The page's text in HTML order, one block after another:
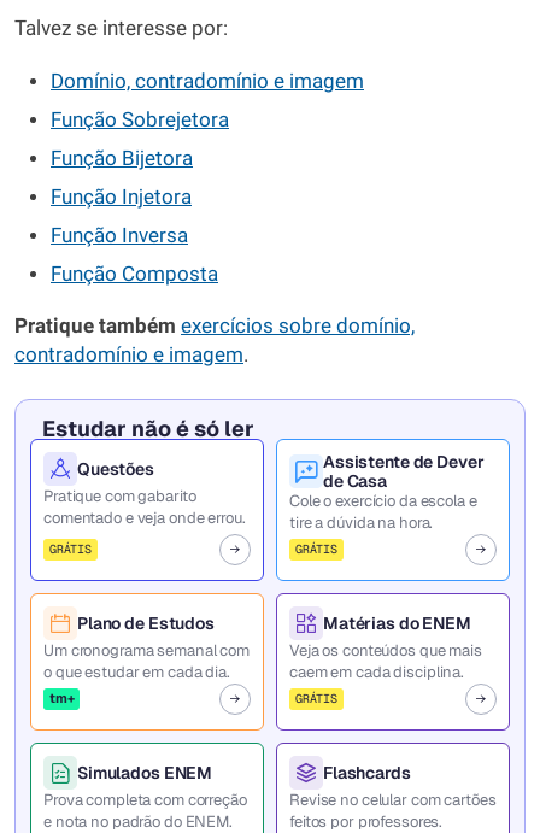
Talvez se interesse por:
Domínio, contradomínio e imagem
Função Sobrejetora
Função Bijetora
Função Injetora
Função Inversa
Função Composta
Pratique também exercícios sobre domínio,
contradomínio e imagem.
Estudar não é só ler
Questões
Pratique com gabarito
comentado e veja onde errou.
GRÁTIS
Assistente de Dever
de Casa
Cole o exercício da escola e
tire a dúvida na hora.
GRÁTIS
Plano de Estudos
Um cronograma semanal com
o que estudar em cada dia.
tm+
Matérias do ENEM
Veja os conteúdos que mais
caem em cada disciplina.
GRÁTIS
Simulados ENEM
Prova completa com correção
e nota no padrão do ENEM.
Flashcards
Revise no celular com cartões
feitos por professores.